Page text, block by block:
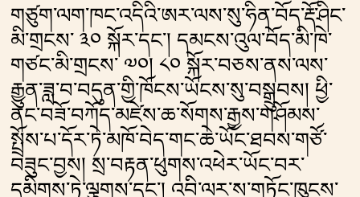
གཙུག་ལག་ཁང་འདིའི་ཨར་ལས་སུ་ཧིན་བོད་རྡོ་ཤིང་
མི་གྲངས་ ༣༠ སྐོར་དང༌། དམངས་འུལ་བོད་མི་ཁེ་
གཙང་མི་གྲངས་ ༧༠། ༨༠ སྐོར་བཅས་ནས་ལས་
རྒྱུན་ཟླ་བ་བདུན་གྱི་ཁོངས་ཡོངས་སུ་བསྒྲུབས། ཕྱི་
ནང་བཟོ་བཀོད་མཛེས་ཆ་སོགས་རྒྱས་གཤོམས་
སྤྲོས་པ་དོར་ཏེ་མཁོ་བེད་གང་ཆེ་ཡོང་ཐབས་གཙོ་
བཟུང་བྱས། སྲ་བརྟན་ཕུགས་འཕེར་ཡོང་བར་
དམིགས་ཏེ་ལྕགས་དང༌། འབི་ལར་ས་གཏོང་ཁུངས་